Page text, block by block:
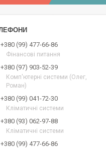
+380 (99) 477-66-86
Фінансові питання
+380 (97) 903-52-39
Комп'ютерні системи (Олег,
Роман)
+380 (99) 041-72-30
Кліматичні системи
+380 (93) 062-97-88
Кліматичні системи
+380 (99) 477-66-86